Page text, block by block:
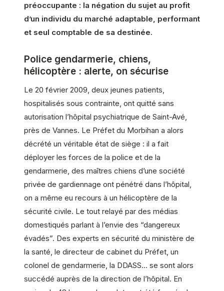
préoccupante : la négation du sujet au profit
d’un individu du marché adaptable, performant
et seul comptable de sa destinée.
Police gendarmerie, chiens,
hélicoptère : alerte, on sécurise
Le 20 février 2009, deux jeunes patients,
hospitalisés sous contrainte, ont quitté sans
autorisation l’hôpital psychiatrique de Saint-Avé,
près de Vannes. Le Préfet du Morbihan a alors
décrété un véritable état de siège : il a fait
déployer les forces de la police et de la
gendarmerie, des maîtres chiens d’une société
privée de gardiennage ont pénétré dans l’hôpital,
on a même eu recours à un hélicoptère de la
sécurité civile. Le tout relayé par des médias
domestiqués parlant à l’envie des “dangereux
évadés”. Des experts en sécurité du ministère de
la santé, le directeur de cabinet du Préfet, un
colonel de gendarmerie, la DDASS… se sont alors
succédé auprès de la direction de l’hôpital. En